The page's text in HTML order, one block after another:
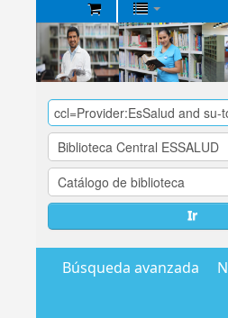
Biblioteca
Central
EsSalud
Ir
Búsqueda avanzada